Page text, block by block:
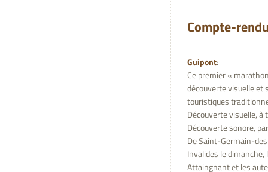
Compte-
Guipont:
Ce premier «
découverte visuelle et
touristiques
Découverte visuelle,
Découverte sonore,
De Saint-Germain-
Invalides le
Attaingnant et les